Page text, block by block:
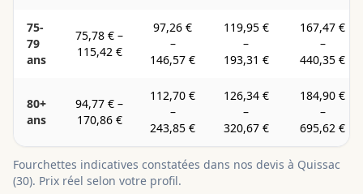
75-
79
ans
75,78 € –
115,42 €
97,26 €
–
146,57 €
119,95 €
–
193,31 €
167,47 €
–
440,35 €
80+
ans
94,77 € –
170,86 €
112,70 €
–
243,85 €
126,34 €
–
320,67 €
184,90 €
–
695,62 €
Fourchettes indicatives constatées dans nos devis à Quissac
(30). Prix réel selon votre profil.